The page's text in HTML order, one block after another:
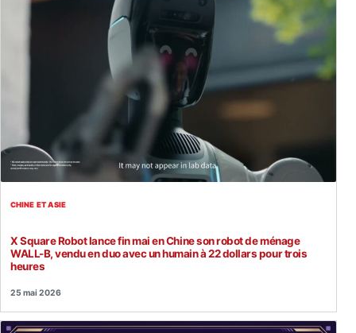
CHINE ET ASIE
X Square Robot lance fin mai en Chine son robot de ménage
WALL-B, vendu en duo avec un humain à 22 dollars pour trois
heures
25 mai 2026